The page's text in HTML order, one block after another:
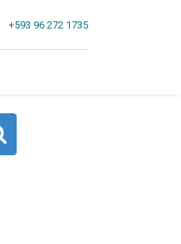
+593 96 272 1735